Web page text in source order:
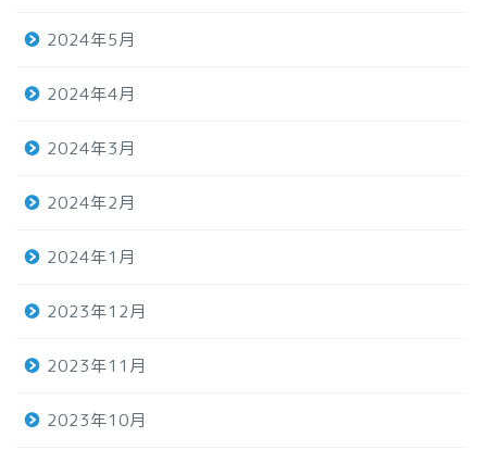
2024年5月
2024年4月
2024年3月
2024年2月
2024年1月
2023年12月
2023年11月
2023年10月